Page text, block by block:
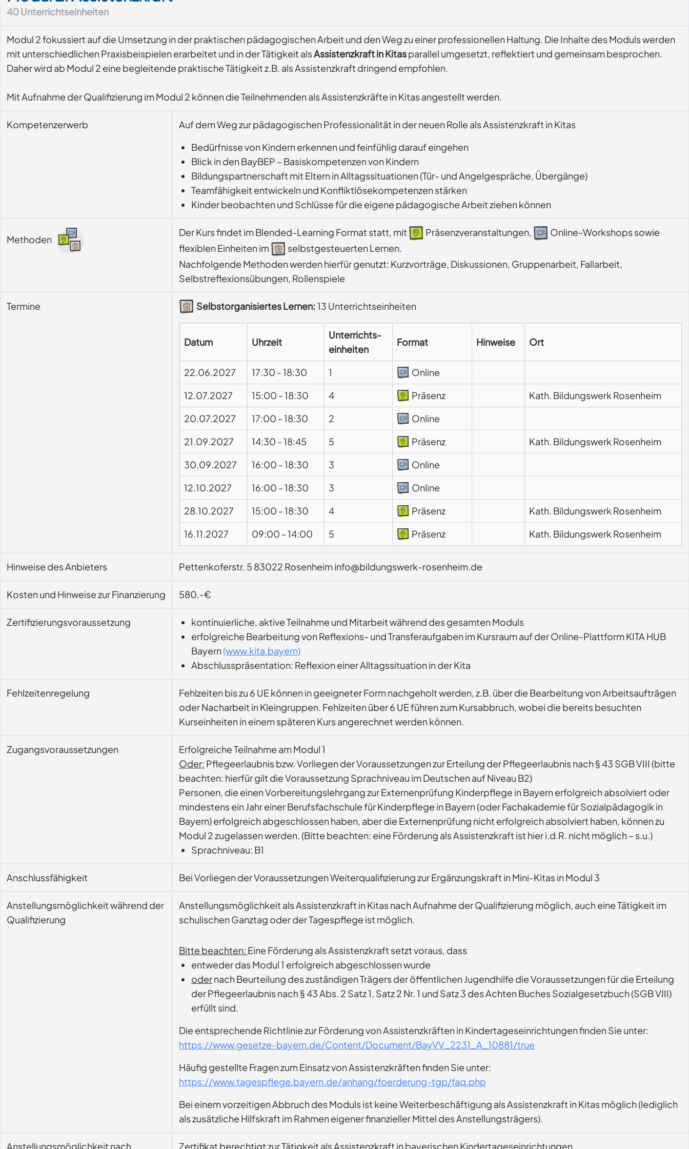
40Unterrichtseinheiten
Modul 2 fokussiert auf die Umsetzung in der praktischen pädagogischen Arbeit und den Weg zu einer professionellen Haltung. Die Inhalte des Moduls werden
mit unterschiedlichen Praxisbeispielen erarbeitet und in der Tätigkeit alsAssistenzkraft in Kitasparallel umgesetzt, reflektiert und gemeinsam besprochen.
Daher wird ab Modul 2 eine begleitende praktische Tätigkeit z.B. als Assistenzkraft dringend empfohlen.
Mit Aufnahme der Qualifizierung im Modul 2 können die Teilnehmenden als Assistenzkräfte in Kitas angestellt werden.
Kompetenzerwerb
Auf dem Weg zur pädagogischen Professionalität in der neuen Rolle als Assistenzkraft in Kitas
Bedürfnisse von Kindern erkennen und feinfühlig darauf eingehen
Blick in den BayBEP – Basiskompetenzen von Kindern
Bildungspartnerschaft mit Eltern in Alltagssituationen (Tür- und Angelgespräche, Übergänge)
Teamfähigkeit entwickeln und Konfliktlösekompetenzen stärken
Kinder beobachten und Schlüsse für die eigene pädagogische Arbeit ziehen können
Methoden
Der Kurs findet im Blended-Learning Format statt, mit Präsenzveranstaltungen,
Online-Workshops sowie
flexiblen Einheiten im
selbstgesteuerten Lernen.
Nachfolgende Methoden werden hierfür genutzt: Kurzvorträge, Diskussionen, Gruppenarbeit, Fallarbeit,
Selbstreflexionsübungen, Rollenspiele
Termine Selbstorganisiertes Lernen: 13 Unterrichtseinheiten
Datum Uhrzeit
Unterrichts-
einheiten
Format Hinweise Ort
22.06.2027 17:30 -18:30 1
Online
12.07.2027
15:00 -18:30 4 Präsenz
Kath. Bildungswerk Rosenheim
20.07.2027
17:00 -18:30 2
Online
21.09.2027
14:30 -18:45 5 Präsenz
Kath. Bildungswerk Rosenheim
30.09.2027
16:00 -18:30 3
Online
12.10.2027
16:00 -18:30 3
Online
28.10.2027
15:00 -18:30 4 Präsenz
Kath. Bildungswerk Rosenheim
16.11.2027
09:00 -14:00 5 Präsenz Kath. Bildungswerk Rosenheim
Hinweise des Anbieters Pettenkoferstr. 5 83022 Rosenheim info@bildungswerk-rosenheim.de
Kosten und Hinweise zur Finanzierung 580.-€
Zertifizierungsvoraussetzung
kontinuierliche, aktive Teilnahme und Mitarbeit während des gesamten Moduls
erfolgreiche Bearbeitung von Reflexions- und Transferaufgaben im Kursraum auf der Online-Plattform KITA HUB
Bayern(www.kita.bayern)
Abschlusspräsentation: Reflexion einer Alltagssituation in der Kita
Fehlzeitenregelung
Fehlzeiten bis zu 6 UE können in geeigneter Form nachgeholt werden, z.B. über die Bearbeitung von Arbeitsaufträgen
oder Nacharbeit in Kleingruppen. Fehlzeiten über 6 UE führen zum Kursabbruch, wobei die bereits besuchten
Kurseinheiten in einem späteren Kurs angerechnet werden können.
Zugangsvoraussetzungen
Erfolgreiche Teilnahme am Modul 1
Oder: Pflegeerlaubnis bzw. Vorliegen der Voraussetzungen zur Erteilung der Pflegeerlaubnis nach § 43 SGB VIII (bitte
beachten: hierfür gilt die Voraussetzung Sprachniveau im Deutschen auf Niveau B2)
Personen, die einen Vorbereitungslehrgang zur Externenprüfung Kinderpflege in Bayern erfolgreich absolviert oder
mindestens ein Jahr einer Berufsfachschule für Kinderpflege in Bayern (oder Fachakademie für Sozialpädagogik in
Bayern) erfolgreich abgeschlossen haben, aber die Externenprüfung nicht erfolgreich absolviert haben, können zu
Modul 2 zugelassen werden. (Bitte beachten: eine Förderung als Assistenzkraft ist hier i.d.R. nicht möglich – s.u.)
Sprachniveau: B1
Anschlussfähigkeit Bei Vorliegen der Voraussetzungen Weiterqualifizierung zur Ergänzungskraft in Mini-Kitas in Modul 3
Anstellungsmöglichkeit während der
Qualifizierung
Anstellungsmöglichkeit als Assistenzkraft in Kitas nach Aufnahme der Qualifizierung möglich, auch eine Tätigkeit im
schulischen Ganztag oder der Tagespflege ist möglich.
Bitte beachten: Eine Förderung als Assistenzkraft setzt voraus, dass
entweder das Modul 1 erfolgreich abgeschlossen wurde
odernach Beurteilung des zuständigen Trägers der öffentlichen Jugendhilfe die Voraussetzungen für die Erteilung
der Pflegeerlaubnis nach § 43 Abs. 2 Satz 1, Satz 2 Nr. 1 und Satz 3 des Achten Buches Sozialgesetzbuch (SGB VIII)
erfüllt sind.
Die entsprechende Richtlinie zur Förderung von Assistenzkräften in Kindertageseinrichtungen finden Sie unter:
https://www.gesetze-bayern.de/Content/Document/BayVV_2231_A_10881/true
Häufig gestellte Fragen zum Einsatz von Assistenzkräften finden Sie unter:
https://www.tagespflege.bayern.de/anhang/foerderung-tgp/faq.php
Bei einem vorzeitigen Abbruch des Moduls ist keine Weiterbeschäftigung als Assistenzkraft in Kitas möglich (lediglich
als zusätzliche Hilfskraft im Rahmen eigener finanzieller Mittel des Anstellungsträgers).
Anstellungsmöglichkeit nach Zertifikat berechtigt zur Tätigkeit als Assistenzkraft in bayerischen Kindertageseinrichtungen.